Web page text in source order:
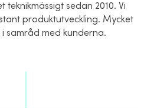
teknikmässigt sedan 2010. Vi
produktutveckling. Mycket
samråd med kunderna.